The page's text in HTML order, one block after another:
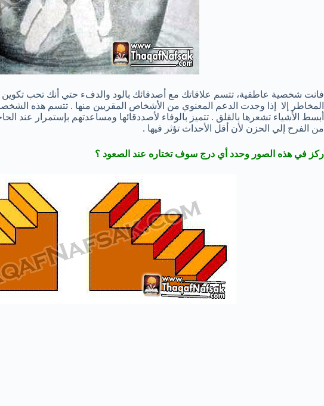
فانت شخصية عاطفية، تتسم علاقاتك مع أصدقائك بالود والدفء حتي أنك تحب تكوين
المخاطر إلا إذا وجدت الدعم المعنوي من الأشخاص المقربين منها . تتسم هذه
أبسط الأشياء تشعرها بالقلق . تتميز بالوفاء لأصددقائها ومساعدتهم بإستمرار عند
من الفرح إلي الحزن لأن أقل الأحداث تؤثر فيها .
ركز في هذه الصور وحدد أي درج سوف تختاره عند الصعود ؟